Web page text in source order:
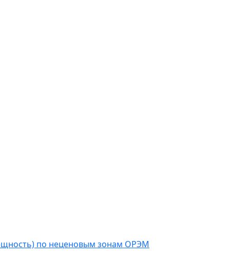
по неценовым зонам ОРЭМ